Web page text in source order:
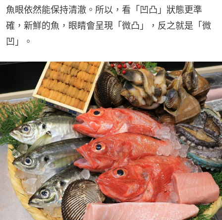
魚眼依然能保持清澈。所以，看「凹凸」狀態更準
確，新鮮的魚，眼睛會呈現「微凸」，反之就是「微
凹」。